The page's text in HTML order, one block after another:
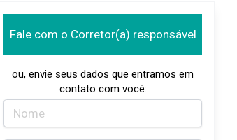
Fale com o Corretor(a) responsável
ou, envie seus dados que entramos em
contato com você: